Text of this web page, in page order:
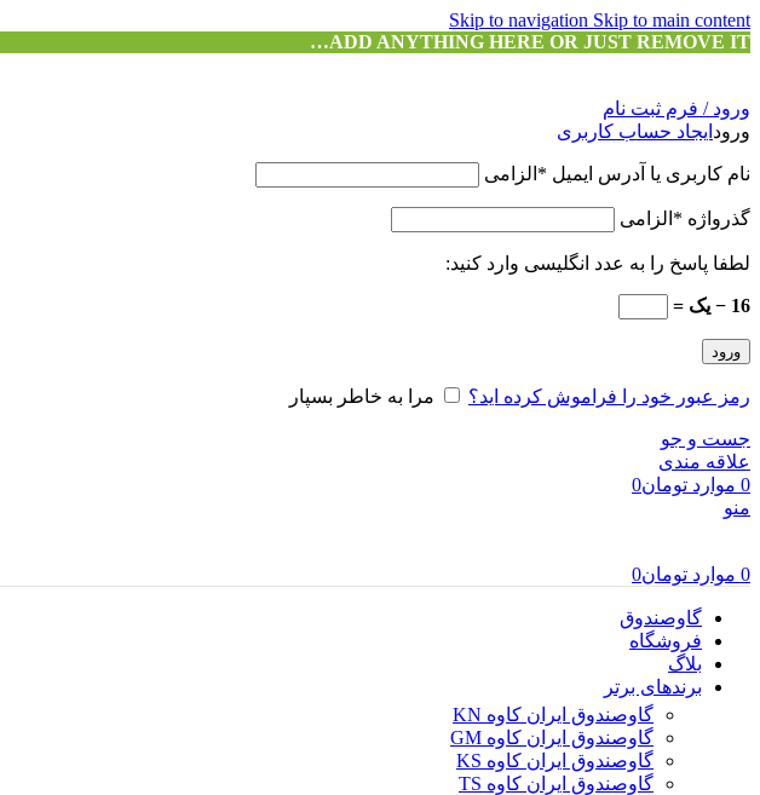
Skip to navigation Skip to main content
ADD ANYTHING HERE OR JUST REMOVE IT…
ورود / فرم ثبت نام
ورود ایجاد حساب کاربری
نام کاربری یا آدرس ایمیل * الزامی
گذرواژه * الزامی
لطفا پاسخ را به عدد انگلیسی وارد کنید:
16 − یک =
ورود
رمز عبور خود را فراموش کرده اید؟ مرا به خاطر بسپار
جست و جو
علاقه مندی
0 موارد تومان0
منو
0 موارد تومان0
گاوصندوق
فروشگاه
بلاگ
برندهای برتر
گاوصندوق ایران کاوه KN
گاوصندوق ایران کاوه GM
گاوصندوق ایران کاوه KS
گاوصندوق ایران کاوه TS